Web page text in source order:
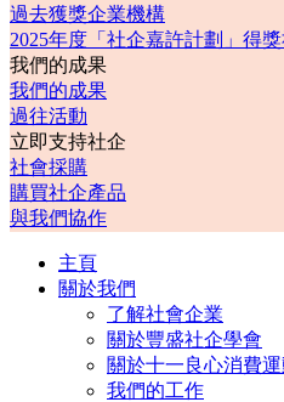
過去獲獎企業機構
2025年度「社企嘉許計劃」得
我們的成果
我們的成果
過往活動
立即支持社企
社會採購
購買社企產品
與我們協作
主頁
關於我們
了解社會企業
關於豐盛社企學會
關於十一良心消費運
我們的工作